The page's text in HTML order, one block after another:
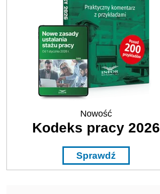
Nowość
Kodeks pracy 2026
Sprawdź